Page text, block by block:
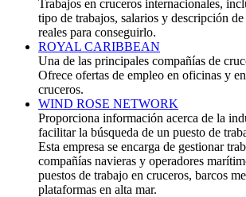
Trabajos en cruceros internacionales,
tipo de trabajos, salarios y descripción
reales para conseguirlo.
ROYAL CARIBBEAN
Una de las principales compañías de
Ofrece ofertas de empleo en oficinas y
cruceros.
WIND ROSE NETWORK
Proporciona información acerca de la
facilitar la búsqueda de un puesto de
Esta empresa se encarga de gestionar
compañías navieras y operadores
puestos de trabajo en cruceros, barcos
plataformas en alta mar.